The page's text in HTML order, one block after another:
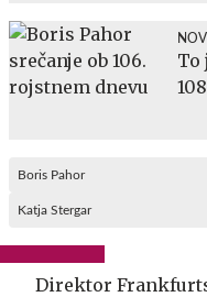
To
Boris Pahor
Katja Stergar
Direktor